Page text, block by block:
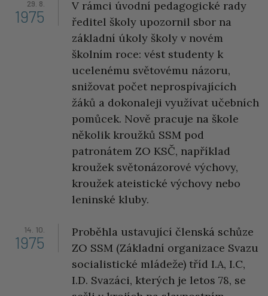
29. 8.
1975
V rámci úvodní pedagogické rady
ředitel školy upozornil sbor na
základní úkoly školy v novém
školním roce: vést studenty k
ucelenému světovému názoru,
snižovat počet neprospívajících
žáků a dokonaleji využívat učebních
pomůcek. Nově pracuje na škole
několik kroužků SSM pod
patronátem ZO KSČ, například
kroužek světonázorové výchovy,
kroužek ateistické výchovy nebo
leninské kluby.
14. 10.
1975
Proběhla ustavující členská schůze
ZO SSM (Základní organizace Svazu
socialistické mládeže) tříd I.A, I.C,
I.D. Svazáci, kterých je letos 78, se